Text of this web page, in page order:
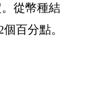
從幣種結
個百分點。